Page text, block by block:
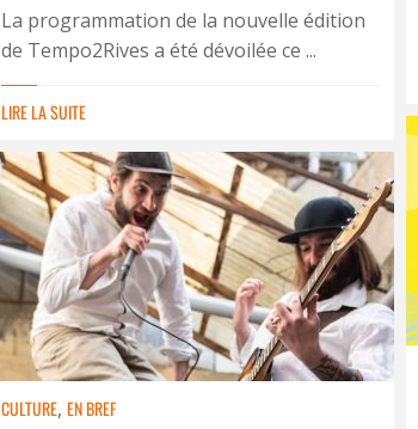
La programmation de la nouvelle édition
de Tempo2Rives a été dévoilée ce ...
LIRE LA SUITE
CULTURE, EN BREF